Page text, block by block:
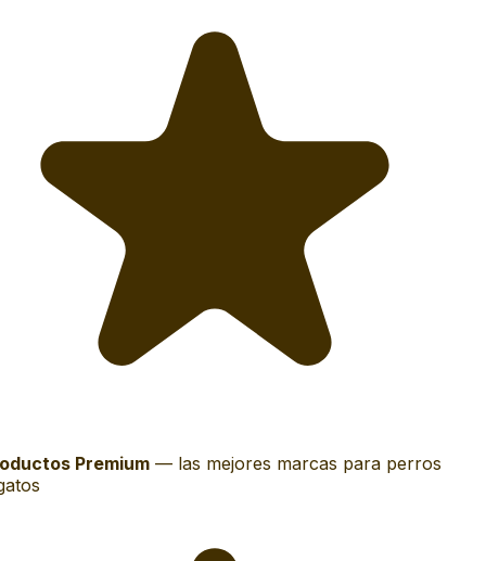
Premium—las mejores marcas para perros